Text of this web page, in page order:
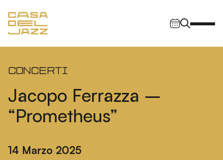
Navigazione principale
Concerti
Jacopo Ferrazza –
“Prometheus”
14 Marzo 2025